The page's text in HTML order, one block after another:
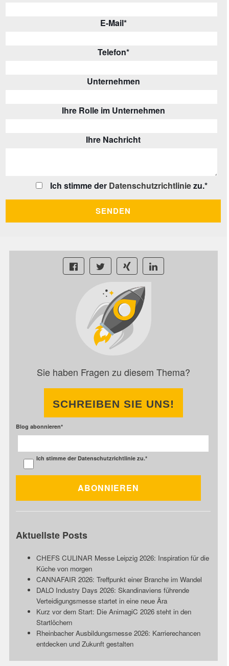
E-Mail*
Telefon*
Unternehmen
Ihre Rolle im Unternehmen
Ihre Nachricht
Ich stimme der Datenschutzrichtliniezu.*
Sie haben Fragen zu diesem Thema?
SCHREIBEN SIE UNS!
Blog abonnieren*
Ich stimme der Datenschutzrichtlinie zu.*
Aktuellste Posts
CHEFS CULINAR Messe Leipzig 2026: Inspiration für die
Küche von morgen
CANNAFAIR 2026: Treffpunkt einer Branche im Wandel
DALO Industry Days 2026: Skandinaviens führende
Verteidigungsmesse startet in eine neue Ära
Kurz vor dem Start: Die AnimagiC 2026 steht in den
Startlöchern
Rheinbacher Ausbildungsmesse 2026: Karrierechancen
entdecken und Zukunft gestalten